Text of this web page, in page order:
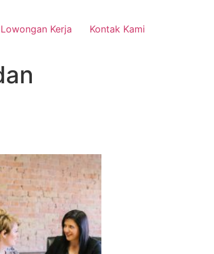
Lowongan Kerja Kontak Kami